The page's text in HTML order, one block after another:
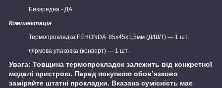
Безвредна - ДА
Комплектація
Термопрокладка FEHONDA 85х45х1,5мм (Д/Ш/Т) — 1 шт.
Фірмова упаковка (конверт) — 1 шт.
Увага: Товщина термопрокладок залежить від конкретної
моделі пристрою. Перед покупкою обов’язково
заміряйте штатні прокладки. Вказана сумісність має